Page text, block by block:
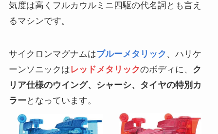
気度は高くフルカウルミニ四駆の代名詞とも言え
るマシンです。
サイクロンマグナムはブルーメタリック 、ハリケ
ーンソニックはレッドメタリックのボディに、 ク
リア仕様のウイング、シャーシ、タイヤの特別カ
ラー となっています。